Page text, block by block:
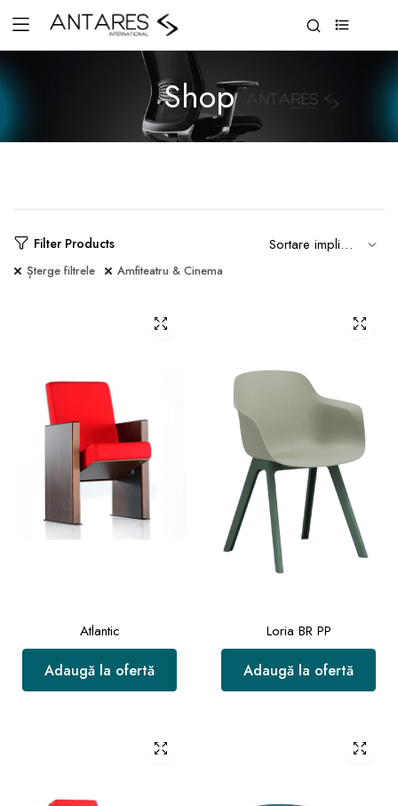
Shop
Filter Products
Șterge filtrele Amfiteatru & Cinema
Atlantic
Adaugă la ofertă
Loria BR PP
Adaugă la ofertă